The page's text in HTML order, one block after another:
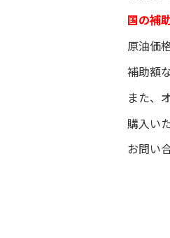
国の補
原油価
補助額
また、
購入い
お問い